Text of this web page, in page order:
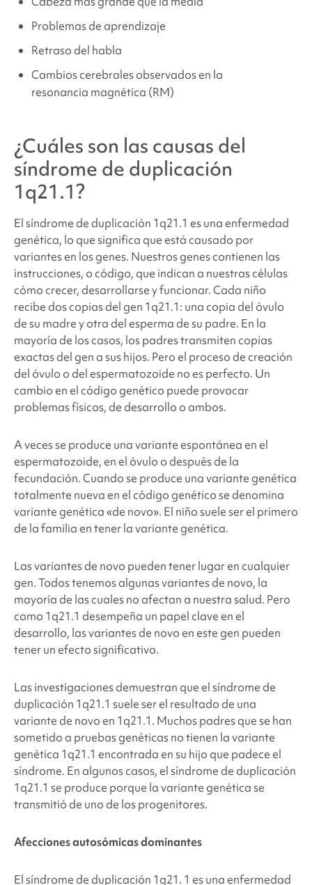
Problemas de aprendizaje
Retraso del habla
Cambios cerebrales observados en la
resonancia magnética (RM)
¿Cuáles son las causas del
síndrome de duplicación
1q21.1?
El síndrome de duplicación 1q21.1 es una enfermedad
genética, lo que significa que está causado por
variantes en los genes. Nuestros genes contienen las
instrucciones, o código, que indican a nuestras células
cómo crecer, desarrollarse y funcionar. Cada niño
recibe dos copias del gen 1q21.1: una copia del óvulo
de su madre y otra del esperma de su padre. En la
mayoría de los casos, los padres transmiten copias
exactas del gen a sus hijos. Pero el proceso de creación
del óvulo o del espermatozoide no es perfecto. Un
cambio en el código genético puede provocar
problemas físicos, de desarrollo o ambos.
A veces se produce una variante espontánea en el
espermatozoide, en el óvulo o después de la
fecundación. Cuando se produce una variante genética
totalmente nueva en el código genético se denomina
variante genética «de novo». El niño suele ser el primero
de la familia en tener la variante genética.
Las variantes de novo pueden tener lugar en cualquier
gen. Todos tenemos algunas variantes de novo, la
mayoría de las cuales no afectan a nuestra salud. Pero
como 1q21.1 desempeña un papel clave en el
desarrollo, las variantes de novo en este gen pueden
tener un efecto significativo.
Las investigaciones demuestran que el síndrome de
duplicación 1q21.1 suele ser el resultado de una
variante de novo en 1q21.1. Muchos padres que se han
sometido a pruebas genéticas no tienen la variante
genética 1q21.1 encontrada en su hijo que padece el
síndrome. En algunos casos, el síndrome de duplicación
1q21.1 se produce porque la variante genética se
transmitió de uno de los progenitores.
Afecciones autosómicas dominantes
El síndrome de duplicación 1q21. 1 es una enfermedad